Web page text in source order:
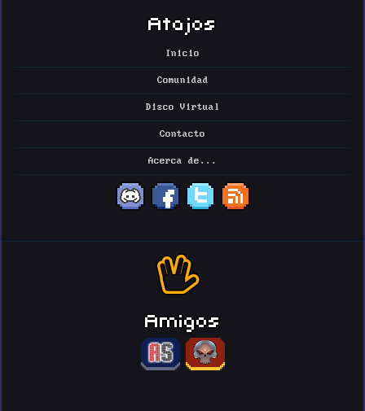
Atajos
Inicio
Comunidad
Disco Virtual
Contacto
Acerca de...
Amigos